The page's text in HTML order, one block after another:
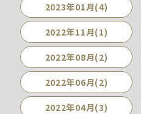
2023年01月(4)
2022年11月(1)
2022年08月(2)
2022年06月(2)
2022年04月(3)